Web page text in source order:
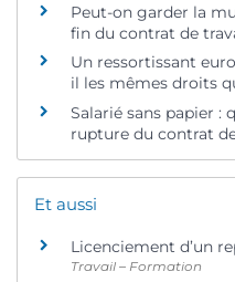
Peut-on garder la
fin du contrat de
Un ressortissant
il les mêmes droits
Salarié sans papier :
rupture du contrat
Et aussi
Licenciement d’un
Travail – Formation